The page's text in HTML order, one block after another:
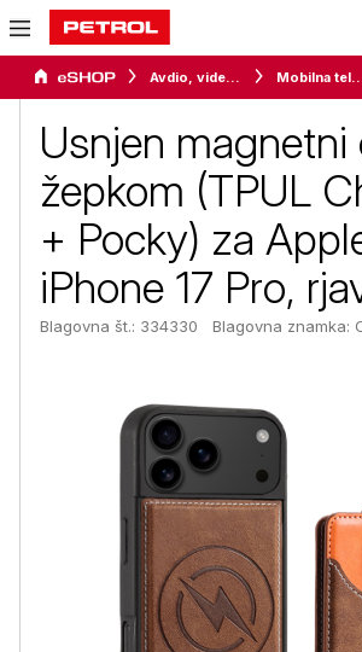
Avdio, video in telefonija Mobilna telefonija
Usnjen magnetni
žepkom (TPUL
+ Pocky) za
iPhone 17 Pro,
Blagovna št.: 334330 Blagovna znamka: